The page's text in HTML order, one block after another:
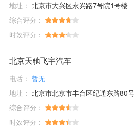
地址： 北京市大兴区永兴路7号院1号楼
综合评分：
时效评分：
北京天驰飞宇汽车
电话： 暂无
地址： 北京市北京市丰台区纪通东路80号
综合评分：
时效评分：